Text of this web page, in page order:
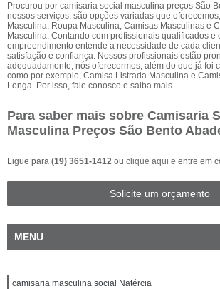
Procurou por camisaria social masculina preços São
nossos serviços, são opções variadas que
Masculina, Roupa Masculina, Camisas Masculinas e
Masculina. Contando com profissionais qualificados e
empreendimento entende a necessidade de cada
satisfação e confiança. Nossos profissionais estão
adequadamente, nós oferecermos, além do que já foi
como por exemplo, Camisa Listrada Masculina e
Longa. Por isso, fale conosco e saiba mais.
Para saber mais sobre Camisaria
Masculina Preços São Bento
Ligue para (19) 3651-1412 ou clique aqui e entre em
Solicite um orçamento
MENU
camisaria masculina social Natércia